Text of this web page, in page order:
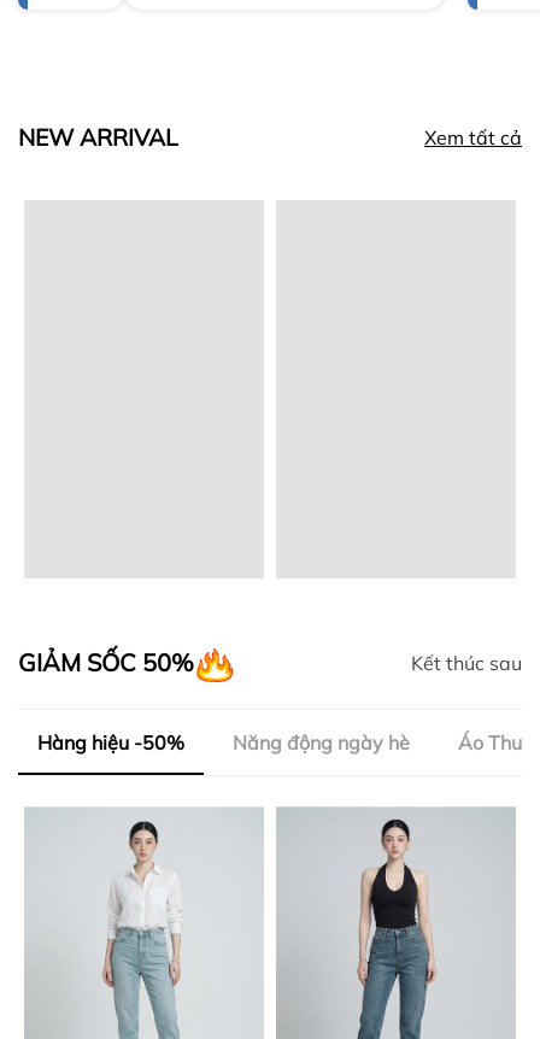
NEW ARRIVAL Xem tất cả
GIẢM SỐC 50% Kết thúc sau
Hàng hiệu -50% Năng động ngày hè Áo Thun